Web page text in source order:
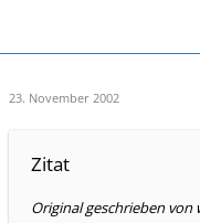
23. November 2002
Zitat
Original geschrieben von